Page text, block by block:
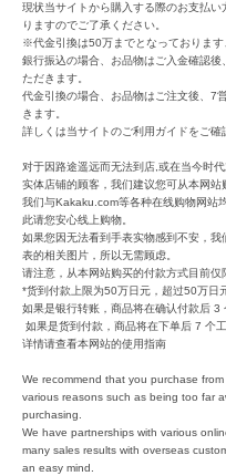
現状当サイトから購入する際のお支払
りますのでご了承ください。
※代金引換は50万までとなっております
銀行振込の場合、お品物はご入金確認
ただきます。
代金引換の場合、お品物はご注文後、7
きます。
詳しくは当サイトのご利用ガイドをご確
对于因路途遥远而无法到店,或在当今时
实体店铺的顾客，我们建议您可从本网站
我们与Kakaku.com等各种在线购物网站
此请您安心线上购物。
如果您因无法看到手表实物感到不安，
表的相关图片，所以无需顾虑。
请注意，从本网站购买的付款方式目前仅
*货到付款上限为50万日元，超过50万日
如果是银行转账，商品将在确认付款后 3
如果是货到付款，商品将在下单后 7 个
详情请查看本网站的使用指南
We recommend that you purchase
various reasons such as being too far
purchasing.
We have partnerships with various
many sales results with overseas
an easy mind.